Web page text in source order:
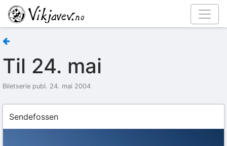
Til 24. mai
Biletserie publ. 24. mai 2004
Sendefossen